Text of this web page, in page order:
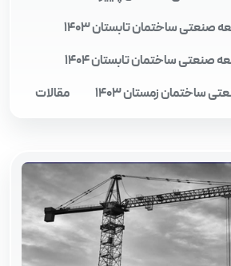
صنعتی ساختمان تابستان 1403
صنعتی ساختمان تابستان 1404
ساختمان زمستان 1403
مقالات